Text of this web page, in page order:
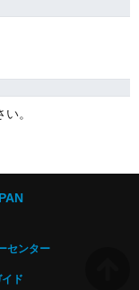
。
センター
ド